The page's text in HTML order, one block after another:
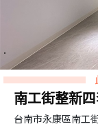
南工街整新
台南市永康區南工